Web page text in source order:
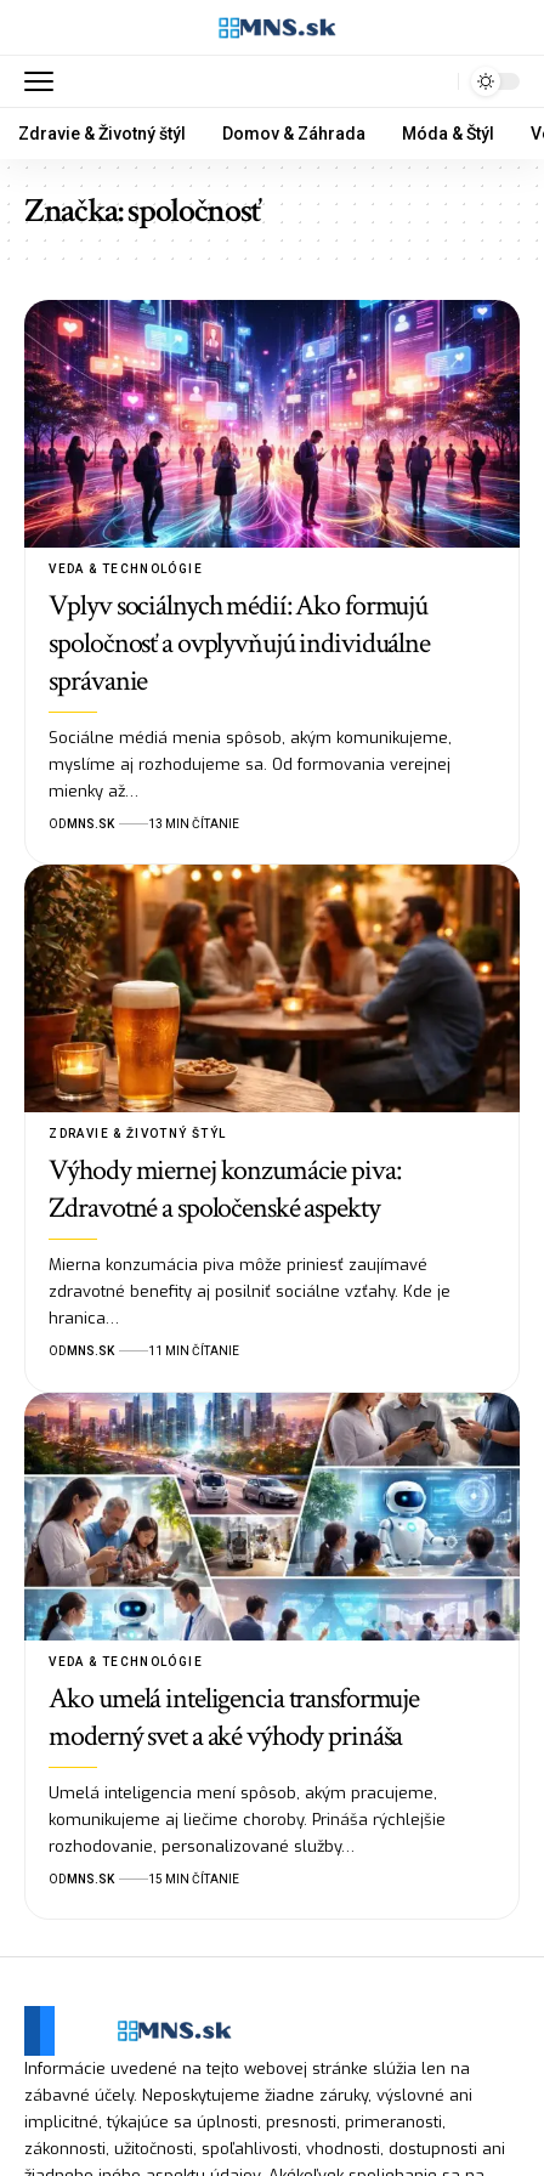
Zdravie & Životný štýl Domov & Záhrada Móda & Štýl
Značka:spoločnosť
VEDA & TECHNOLÓGIE
Vplyv sociálnych médií: Ako formujú
spoločnosť a ovplyvňujú individuálne
správanie
Sociálne médiá menia spôsob, akým komunikujeme,
myslíme aj rozhodujeme sa. Od formovania verejnej
mienky až…
OD MNS.SK 13 MIN ČÍTANIE
ZDRAVIE & ŽIVOTNÝ ŠTÝL
Výhody miernej konzumácie piva:
Zdravotné a spoločenské aspekty
Mierna konzumácia piva môže priniesť zaujímavé
zdravotné benefity aj posilniť sociálne vzťahy. Kde je
hranica…
OD MNS.SK 11 MIN ČÍTANIE
VEDA & TECHNOLÓGIE
Ako umelá inteligencia transformuje
moderný svet a aké výhody prináša
Umelá inteligencia mení spôsob, akým pracujeme,
komunikujeme aj liečime choroby. Prináša rýchlejšie
rozhodovanie, personalizované služby…
OD MNS.SK 15 MIN ČÍTANIE
Informácie uvedené na tejto webovej stránke slúžia len na
zábavné účely. Neposkytujeme žiadne záruky, výslovné ani
implicitné, týkajúce sa úplnosti, presnosti, primeranosti,
zákonnosti, užitočnosti, spoľahlivosti, vhodnosti, dostupnosti ani